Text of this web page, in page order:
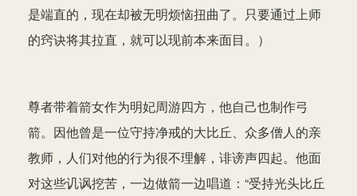
是端直的，现在却被无明烦恼扭曲了。只要通过上师
的窍诀将其拉直，就可以现前本来面目。）
尊者带着箭女作为明妃周游四方，他自己也制作弓
箭。因他曾是一位守持净戒的大比丘、众多僧人的亲
教师，人们对他的行为很不理解，诽谤声四起。他面
对这些讥讽挖苦，一边做箭一边唱道：“受持光头比丘